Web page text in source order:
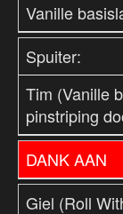
Vanille
Spuiter:
Tim (Vanille
pinstriping
DANK AAN
Giel (Roll